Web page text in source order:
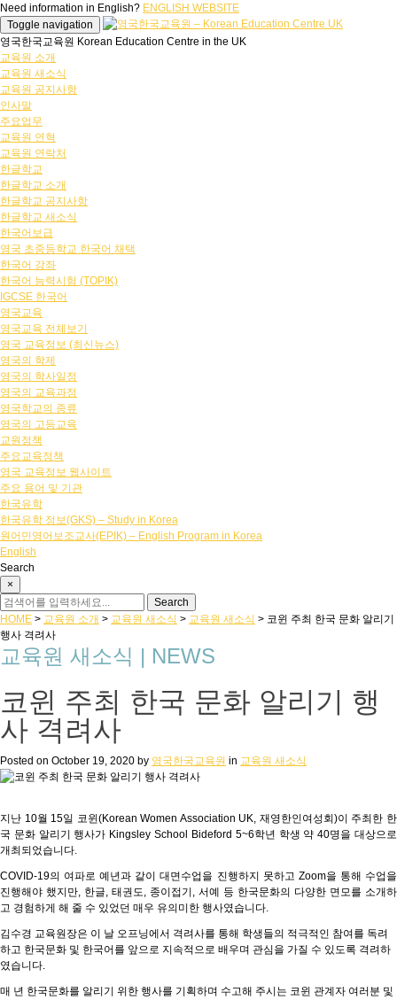
Need information in English? ENGLISH WEBSITE
Toggle navigation
영국한국교육원 Korean Education Centre in the UK
교육원 소개
교육원 새소식
교육원 공지사항
인사말
주요업무
교육원 연혁
교육원 연락처
한글학교
한글학교 소개
한글학교 공지사항
한글학교 새소식
한국어보급
영국 초중등학교 한국어 채택
한국어 강좌
한국어 능력시험 (TOPIK)
IGCSE 한국어
영국교육
영국교육 전체보기
영국 교육정보 (최신뉴스)
영국의 학제
영국의 학사일정
영국의 교육과정
영국학교의 종류
영국의 고등교육
교원정책
주요교육정책
영국 교육정보 웹사이트
주요 용어 및 기관
한국유학
한국유학 정보(GKS) – Study in Korea
원어민영어보조교사(EPIK) – English Program in Korea
English
Search
×
HOME > 교육원 소개 > 교육원 새소식 > 교육원 새소식 > 코윈 주최 한국 문화 알리기
행사 격려사
교육원 새소식 | NEWS
코윈 주최 한국 문화 알리기 행
사 격려사
Posted on October 19, 2020 by 영국한국교육원 in 교육원 새소식
지난 10월 15일 코윈(Korean Women Association UK, 재영한인여성회)이 주최한 한
국 문화 알리기 행사가 Kingsley School Bideford 5~6학년 학생 약 40명을 대상으로
개최되었습니다.
COVID-19의 여파로 예년과 같이 대면수업을 진행하지 못하고 Zoom을 통해 수업을
진행해야 했지만, 한글, 태권도, 종이접기, 서예 등 한국문화의 다양한 면모를 소개하
고 경험하게 해 줄 수 있었던 매우 유의미한 행사였습니다.
김수경 교육원장은 이 날 오프닝에서 격려사를 통해 학생들의 적극적인 참여를 독려
하고 한국문화 및 한국어를 앞으로 지속적으로 배우며 관심을 가질 수 있도록 격려하
였습니다.
매 년 한국문화를 알리기 위한 행사를 기획하며 수고해 주시는 코윈 관계자 여러분 및